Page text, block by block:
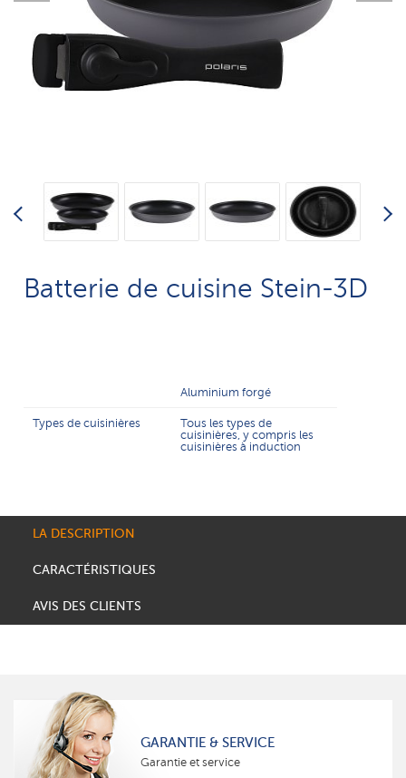
Batterie de cuisine Stein-3D
Aluminium forgé
Types de cuisinières
Tous les types de
cuisinières, y compris les
cuisinières à induction
LA DESCRIPTION
CARACTÉRISTIQUES
AVIS DES CLIENTS
GARANTIE & SERVICE
Garantie et service